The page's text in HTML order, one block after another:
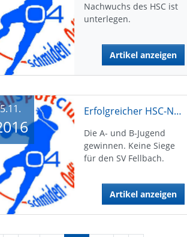
Nachwuchs des HSC ist
unterlegen.
Artikel anzeigen
Erfolgreicher HSC-Nachwuchs
Die A- und B-Jugend
gewinnen. Keine Siege
für den SV Fellbach.
Artikel anzeigen